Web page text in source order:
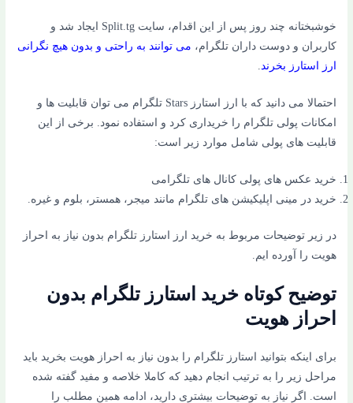
خوشبختانه چند روز پس از این اقدام، سایت Split.tg ایجاد شد و
کاربران و دوست داران تلگرام، می توانند به راحتی و بدون هیچ نگرانی
ارز استارز بخرند.
احتمالا می دانید که با ارز استارز Stars تلگرام می توان قابلیت ها و
امکانات پولی تلگرام را خریداری کرد و استفاده نمود. برخی از این
قابلیت های پولی شامل موارد زیر است:
خرید عکس های پولی کانال های تلگرامی
خرید در مینی اپلیکیشن های تلگرام مانند میجر، همستر، بلوم و غیره.
در زیر توضیحات مربوط به خرید ارز استارز تلگرام بدون نیاز به احراز
هویت را آورده ایم.
توضیح کوتاه خرید استارز تلگرام بدون
احراز هویت
برای اینکه بتوانید استارز تلگرام را بدون نیاز به احراز هویت بخرید باید
مراحل زیر را به ترتیب انجام دهید که کاملا خلاصه و مفید گفته شده
است. اگر نیاز به توضیحات بیشتری دارید، ادامه همین مطلب را